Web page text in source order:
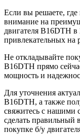
Если вы решаете,
внимание на
двигателя B16DTH в
привлекательных на
Не откладывайте
B16DTH прямо
мощность и
Для уточнения
B16DTH, а также
свяжитесь с
сделать правильный
покупке б/у